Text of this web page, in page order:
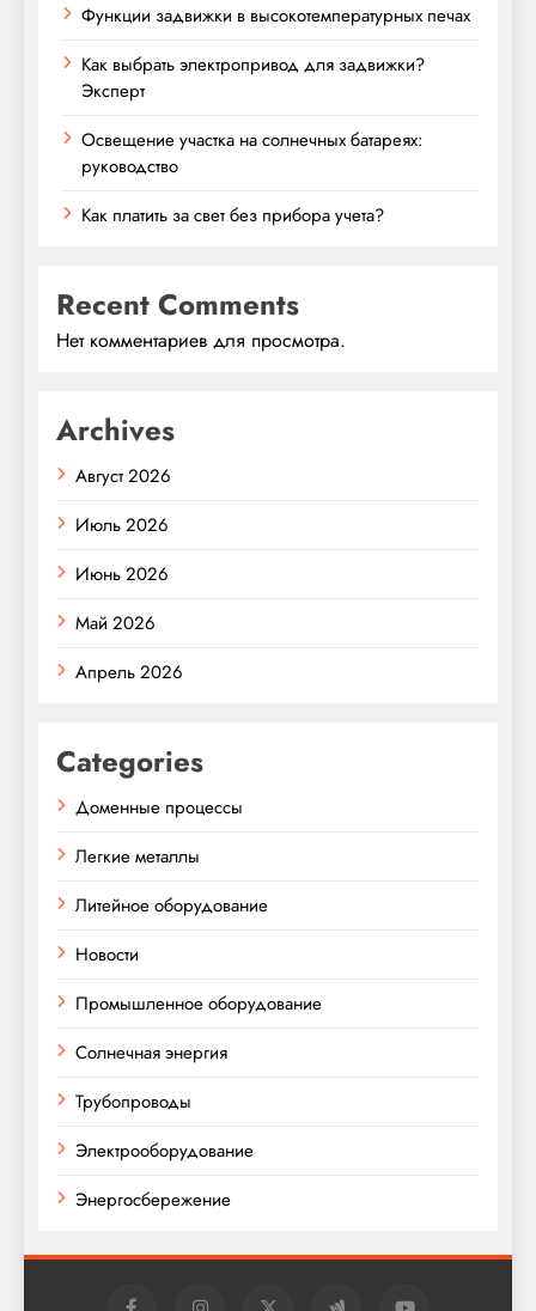
Функции задвижки в высокотемпературных печах
Как выбрать электропривод для задвижки?
Эксперт
Освещение участка на солнечных батареях:
руководство
Как платить за свет без прибора учета?
Recent Comments
Нет комментариев для просмотра.
Archives
Август 2026
Июль 2026
Июнь 2026
Май 2026
Апрель 2026
Categories
Доменные процессы
Легкие металлы
Литейное оборудование
Новости
Промышленное оборудование
Солнечная энергия
Трубопроводы
Электрооборудование
Энергосбережение